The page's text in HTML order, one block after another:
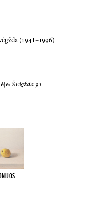
(1941–1996)
Švėgžda 91